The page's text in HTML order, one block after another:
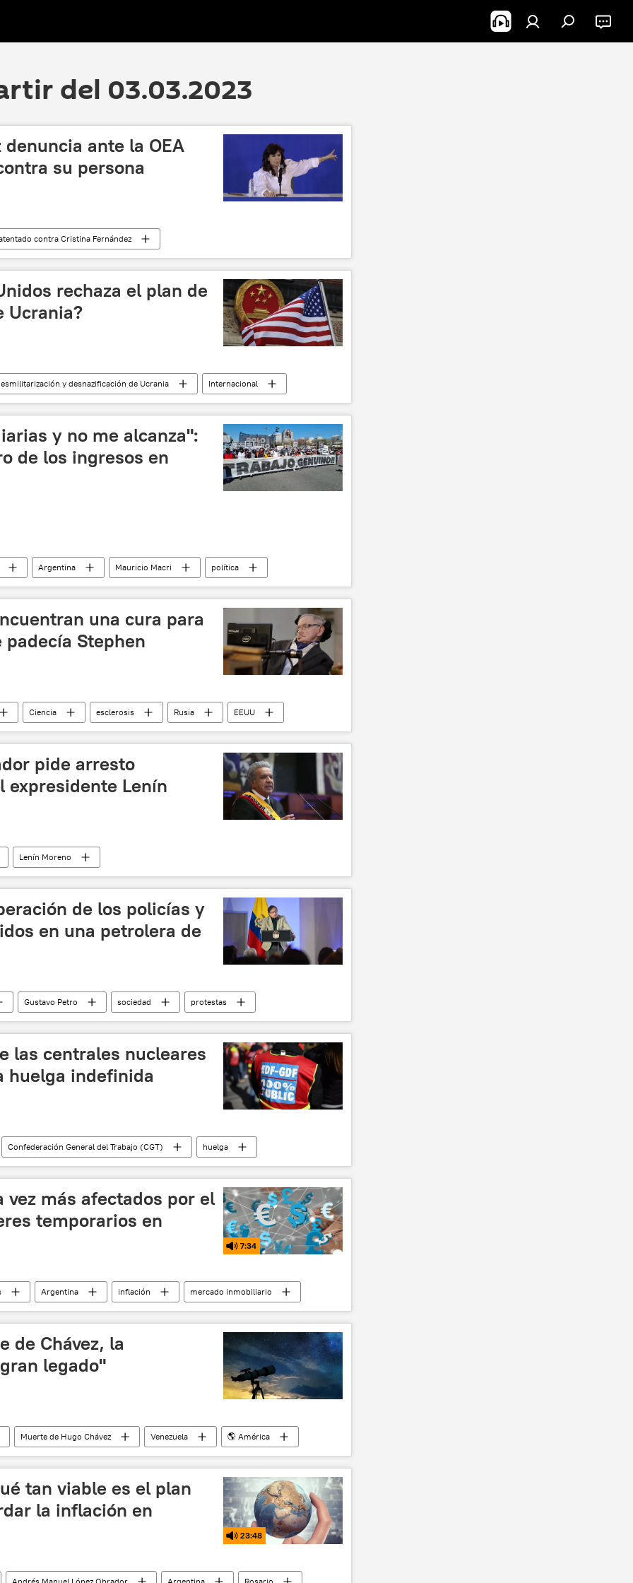
del 03.03.2023
ante la OEA
su persona
contra Cristina Fernández
Argentina
Organización de Estados Americanos (OEA)
rechaza el plan de
Ucrania?
y desnazificación de Ucrania
Internacional
🌏 Asia Ucrania
🌍 Europa
y no me alcanza":
de los ingresos en
Argentina Mauricio Macri
política
inflación ingresos
mercado de trabajo
una cura para
Stephen
Ciencia esclerosis Rusia EEUU
pide arresto
Lenín
Lenín Moreno
política corrupción
de los policías y
en una petrolera de
Gustavo Petro sociedad protestas
las centrales nucleares
huelga indefinida
Confederación General del Trabajo (CGT)
huelga
contra la reforma de pensiones
vez más afectados por el
temporarios en
7:34
Argentina inflación
mercado inmobiliario
de Chávez, la
legado"
Muerte de Hugo Chávez Venezuela
🌎 América
integración latinoamérica
tan viable es el plan
la inflación en
23:48